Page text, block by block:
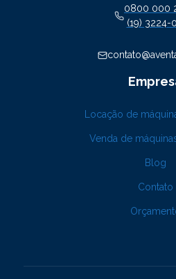
0800 000
(19) 3224-
Locação de
Venda de
Blog
Contato